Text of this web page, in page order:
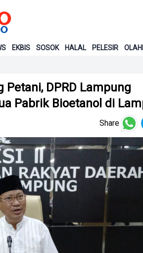
EKBIS SOSOK HALAL PELESIR
Petani, DPRD Lampung
Pabrik Bioetanol di
Share